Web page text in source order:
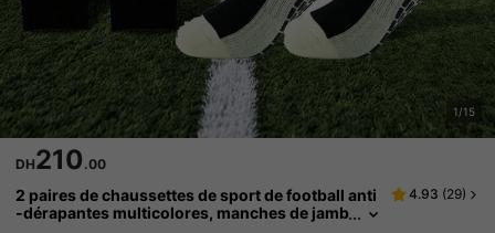
1/15
DH210.00
2 paires de chaussettes de sport de football anti
-dérapantes multicolores, manches de jamb
4.93 (29)